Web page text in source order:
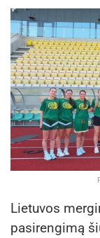
Lietuvos
pasirengimą